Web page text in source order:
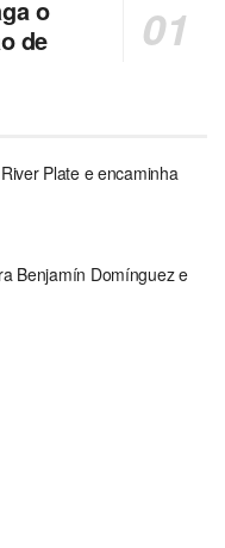
o
de
Plate e encaminha
Benjamín Domínguez e